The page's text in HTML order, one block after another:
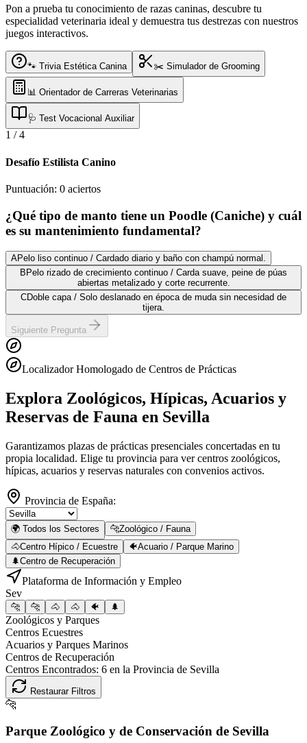
Pon a prueba tu conocimiento de razas caninas, descubre tu
especialidad veterinaria ideal y demuestra tus destrezas con nuestros
juegos interactivos.
🐾 Trivia Estética Canina ✂️ Simulador de Grooming
📊 Orientador de Carreras Veterinarias
🩺 Test Vocacional Auxiliar
1 /4
Desafío Estilista Canino
Puntuación: 0 aciertos
¿Qué tipo de manto tiene un Poodle (Caniche) y cuál
es su mantenimiento fundamental?
APelo liso continuo / Cardado diario y baño con champú normal.
B Pelo rizado de crecimiento continuo / Carda suave, peine de púas
abiertas metalizado y corte recurrente.
CDoble capa / Solo deslanado en época de muda sin necesidad de
tijera.
Siguiente Pregunta
Localizador Homologado de Centros de Prácticas
Explora Zoológicos, Hípicas, Acuarios y
Reservas de Fauna en Sevilla
Garantizamos plazas de prácticas presenciales concertadas en tu
propia localidad. Elige tu provincia para ver centros zoológicos,
hípicas, acuarios y reservas naturales con convenios activos.
Provincia de España:
🌍 Todos los Sectores 🐆Zoológico / Fauna
🐴Centro Hípico / Ecuestre 🐠Acuario / Parque Marino
🌲Centro de Recuperación
Plataforma de Información y Empleo
Sev
🐆 🐆 🐴 🐴 🐠 🌲
Zoológicos y Parques
Centros Ecuestres
Acuarios y Parques Marinos
Centros de Recuperación
Centros Encontrados: 6 en la Provincia de Sevilla
Restaurar Filtros
🐆
Parque Zoológico y de Conservación de Sevilla